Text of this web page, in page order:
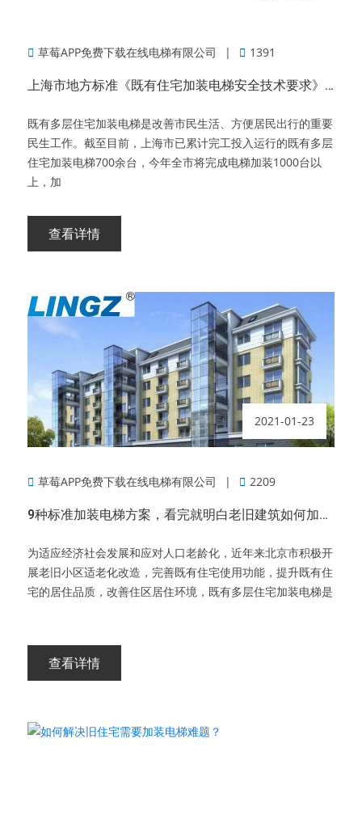
草莓APP免费下载在线电梯有限公司 1391
上海市地方标准《既有住宅加装电梯安全技术要求》发布实施
既有多层住宅加装电梯是改善市民生活、方便居民出行的重要
民生工作。截至目前，上海市已累计完工投入运行的既有多层
住宅加装电梯700余台，今年全市将完成电梯加装1000台以
上，加
查看详情
2021-01-23
草莓APP免费下载在线电梯有限公司 2209
9种标准加装电梯方案，看完就明白老旧建筑如何加装电梯！
为适应经济社会发展和应对人口老龄化，近年来北京市积极开
展老旧小区适老化改造，完善既有住宅使用功能，提升既有住
宅的居住品质，改善住区居住环境，既有多层住宅加装电梯是
查看详情